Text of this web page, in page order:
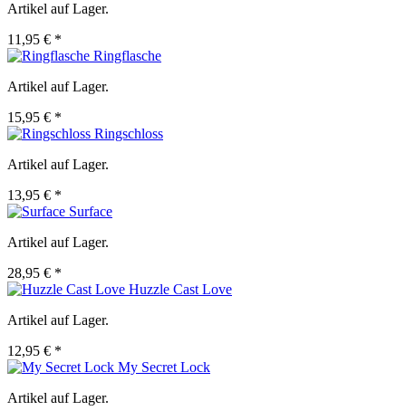
Artikel auf Lager.
11,95 € *
Ringflasche
Artikel auf Lager.
15,95 € *
Ringschloss
Artikel auf Lager.
13,95 € *
Surface
Artikel auf Lager.
28,95 € *
Huzzle Cast Love
Artikel auf Lager.
12,95 € *
My Secret Lock
Artikel auf Lager.